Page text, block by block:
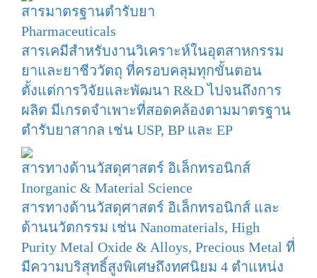
สารมาตรฐานตำรับยา
Pharmaceuticals
สารเคมีสำหรับงานวิเคราะห์ในอุตสาหกรรม
ยาและยาชีววัตถุ ที่ครอบคลุมทุกขั้นตอน
ตั้งแต่การวิจัยและพัฒนา R&D ไปจนถึงการ
ผลิต มีเกรดจำเพาะที่สอดคล้องตามมาตรฐาน
ตำรับยาสากล เช่น USP, BP และ EP
สารทางด้านวัสดุศาสตร์ อิเล็กทรอนิกส์
Inorganic & Material Science
สารทางด้านวัสดุศาสตร์ อิเล็กทรอนิกส์ และ
ด้านนวัตกรรม เช่น Nanomaterials, High
Purity Metal Oxide & Alloys, Precious Metal ที่
มีความบริสุทธิ์สูงพิเศษถึงทศนิยม 4 ตำแหน่ง